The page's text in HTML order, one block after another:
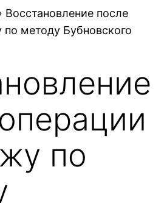
Восстановление после
методу Бубновского
по